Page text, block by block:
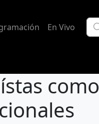
En Vivo
como